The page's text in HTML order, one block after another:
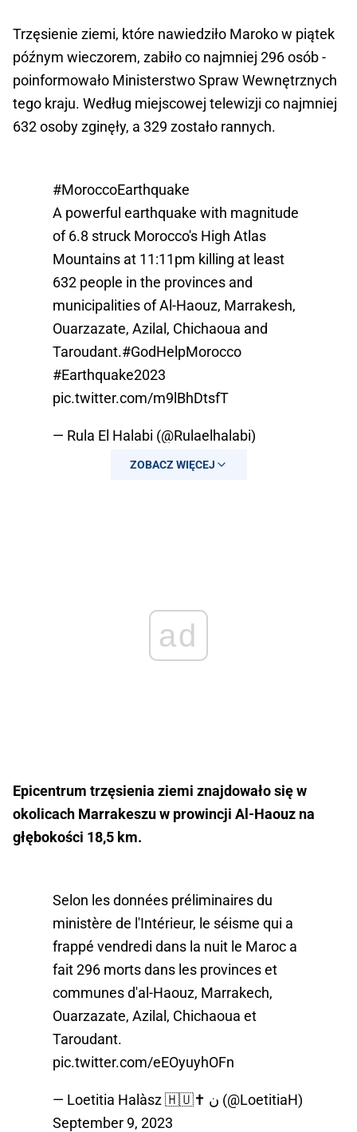
Trzęsienie ziemi, które nawiedziło Maroko w piątek
późnym wieczorem, zabiło co najmniej 296 osób -
poinformowało Ministerstwo Spraw Wewnętrznych
tego kraju. Według miejscowej telewizji co najmniej
632 osoby zginęły, a 329 zostało rannych.
#MoroccoEarthquake
A powerful earthquake with magnitude
of 6.8 struck Morocco's High Atlas
Mountains at 11:11pm killing at least
632 people in the provinces and
municipalities of Al-Haouz, Marrakesh,
Ouarzazate, Azilal, Chichaoua and
Taroudant.#GodHelpMorocco
#Earthquake2023
pic.twitter.com/m9lBhDtsfT
— Rula El Halabi (@Rulaelhalabi)
September 9, 2023ZOBACZ WIĘCEJ
ad
Epicentrum trzęsienia ziemi znajdowało się w
okolicach Marrakeszu w prowincji Al-Haouz na
głębokości 18,5 km.
Selon les données préliminaires du
ministère de l'Intérieur, le séisme qui a
frappé vendredi dans la nuit le Maroc a
fait 296 morts dans les provinces et
communes d'al-Haouz, Marrakech,
Ouarzazate, Azilal, Chichaoua et
Taroudant.
pic.twitter.com/eEOyuyhOFn
— Loetitia Halàsz 🇭🇺✝️ ن (@LoetitiaH)
September 9, 2023